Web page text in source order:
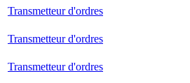
Transmetteur d'ordres
Transmetteur d'ordres
Transmetteur d'ordres